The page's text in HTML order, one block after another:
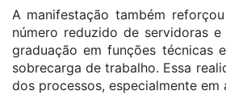
A manifestação também
número reduzido de servidoras
graduação em funções técnicas
sobrecarga de trabalho. Essa
dos processos, especialmente